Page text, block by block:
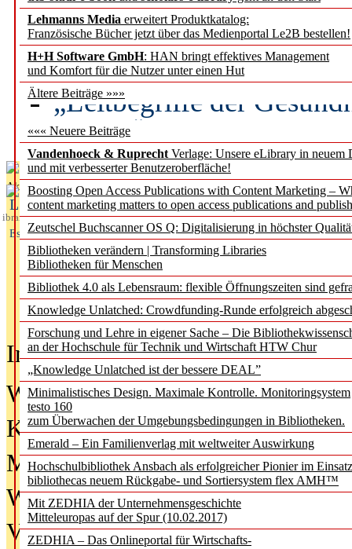
Lehmanns Media erweitert Produktkatalog:
Französische Bücher jetzt über das Medienportal Le2B bestellen!
H+H Software GmbH: HAN bringt effektives Management
und Komfort für die Nutzer unter einen Hut
Ältere Beiträge »»»
««« Neuere Beiträge
Vandenhoeck & Ruprecht Verlage: Unsere eLibrary in neuem
und mit verbesserter Benutzeroberfläche!
Boosting Open Access Publications with Content Marketing –
content marketing matters to open access publications and
Zeutschel Buchscanner OS Q: Digitalisierung in höchster
Bibliotheken verändern | Transforming Libraries
Bibliotheken für Menschen
Bibliothek 4.0 als Lebensraum: flexible Öffnungszeiten sind
Knowledge Unlatched: Crowdfunding-Runde erfolgreich
Forschung und Lehre in eigener Sache – Die
an der Hochschule für Technik und Wirtschaft HTW Chur
„Knowledge Unlatched ist der bessere DEAL”
Minimalistisches Design. Maximale Kontrolle. Monitoringsystem
testo 160
zum Überwachen der Umgebungsbedingungen in Bibliotheken.
Emerald – Ein Familienverlag mit weltweiter Auswirkung
Hochschulbibliothek Ansbach als erfolgreicher Pionier im
bibliothecas neuem Rückgabe- und Sortiersystem flex AMH™
Mit ZEDHIA der Unternehmensgeschichte
Mitteleuropas auf der Spur (10.02.2017)
ZEDHIA – Das Onlineportal für Wirtschafts-
Künstliche Intelligenz
besser zu verstehen
„Leitbegriffe der
des BIÖG erscheinen
Aktuelles aus
L
ibrary
Essentials
In der Ausgabe06/2026(August
Was Hochschul­bibliotheken von
Kinder in der digitalen Welt
Metadaten als Infrastruktur
Wenn Bots katalogisieren
Von Abschlusskleidern bis